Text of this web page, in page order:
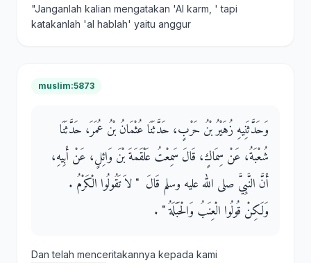
"Janganlah kalian mengatakan 'Al karm, ' tapi
katakanlah 'al hablah' yaitu anggur
muslim:5873
وَحَدَّثَنِيهِ زُهَيْرُ بْنُ حَرْبٍ، حَدَّثَنَا عُثْمَانُ بْنُ عُمَرَ، حَدَّثَنَا
شُعْبَةُ، عَنْ سِمَاكٍ، قَالَ سَمِعْتُ عَلْقَمَةَ بْنَ وَائِلٍ، عَنْ أَبِيهِ،
أَنَّ النَّبِيَّ صلى الله عليه وسلم قَالَ ‏ "‏ لاَ تَقُولُوا الْكَرْمُ ‏.‏
وَلَكِنْ قُولُوا الْعِنَبُ وَالْحَبَلَةُ ‏"‏ ‏.‏
Dan telah menceritakannya kepada kami